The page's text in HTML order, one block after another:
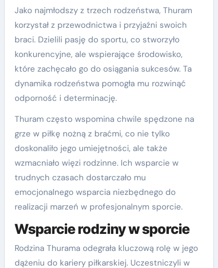
Jako najmłodszy z trzech rodzeństwa, Thuram
korzystał z przewodnictwa i przyjaźni swoich
braci. Dzielili pasję do sportu, co stworzyło
konkurencyjne, ale wspierające środowisko,
które zachęcało go do osiągania sukcesów. Ta
dynamika rodzeństwa pomogła mu rozwinąć
odporność i determinację.
Thuram często wspomina chwile spędzone na
grze w piłkę nożną z braćmi, co nie tylko
doskonaliło jego umiejętności, ale także
wzmacniało więzi rodzinne. Ich wsparcie w
trudnych czasach dostarczało mu
emocjonalnego wsparcia niezbędnego do
realizacji marzeń w profesjonalnym sporcie.
Wsparcie rodziny w sporcie
Rodzina Thurama odegrała kluczową rolę w jego
dążeniu do kariery piłkarskiej. Uczestniczyli w